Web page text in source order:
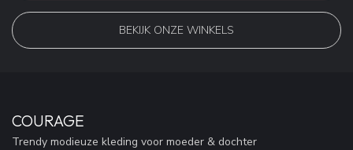
BEKIJK ONZE WINKELS
COURAGE
Trendy modieuze kleding voor moeder & dochter